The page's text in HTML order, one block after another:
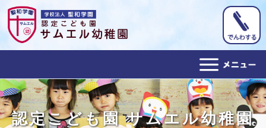
ホーム
幼稚園概要
認定こども園 サムエル幼稚園